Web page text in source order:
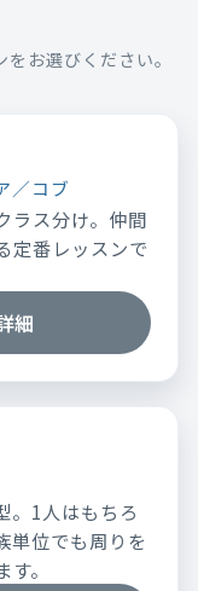
お選びください。
／コブ
ラス分け。仲間
定番レッスンで
細
。1人はもちろ
単位でも周りを
。